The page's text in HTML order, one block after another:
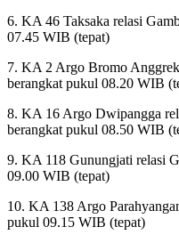
6. KA 46 Taksaka relasi
07.45 WIB (tepat)
7. KA 2 Argo Bromo
berangkat pukul 08.20 WIB
8. KA 16 Argo Dwipangga
berangkat pukul 08.50 WIB
9. KA 118 Gunungjati relasi
09.00 WIB (tepat)
10. KA 138 Argo
pukul 09.15 WIB (tepat)